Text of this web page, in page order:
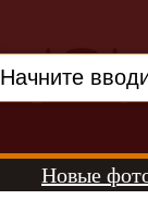
Новые